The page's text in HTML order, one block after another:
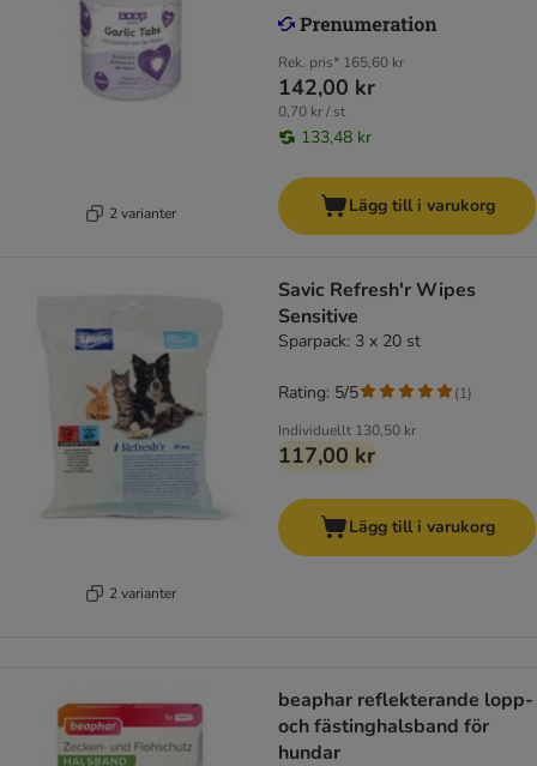
2 varianter
Rek. pris* 165,60 kr
142,00 kr
0,70 kr / st
133,48 kr
Lägg till i varukorg
2 varianter
Savic Refresh'r Wipes
Sensitive
Sparpack: 3 x 20 st
Individuellt 130,50 kr
117,00 kr
Rating: 5/5 (1)
Lägg till i varukorg
beaphar reflekterande lopp-
och fästinghalsband för
hundar